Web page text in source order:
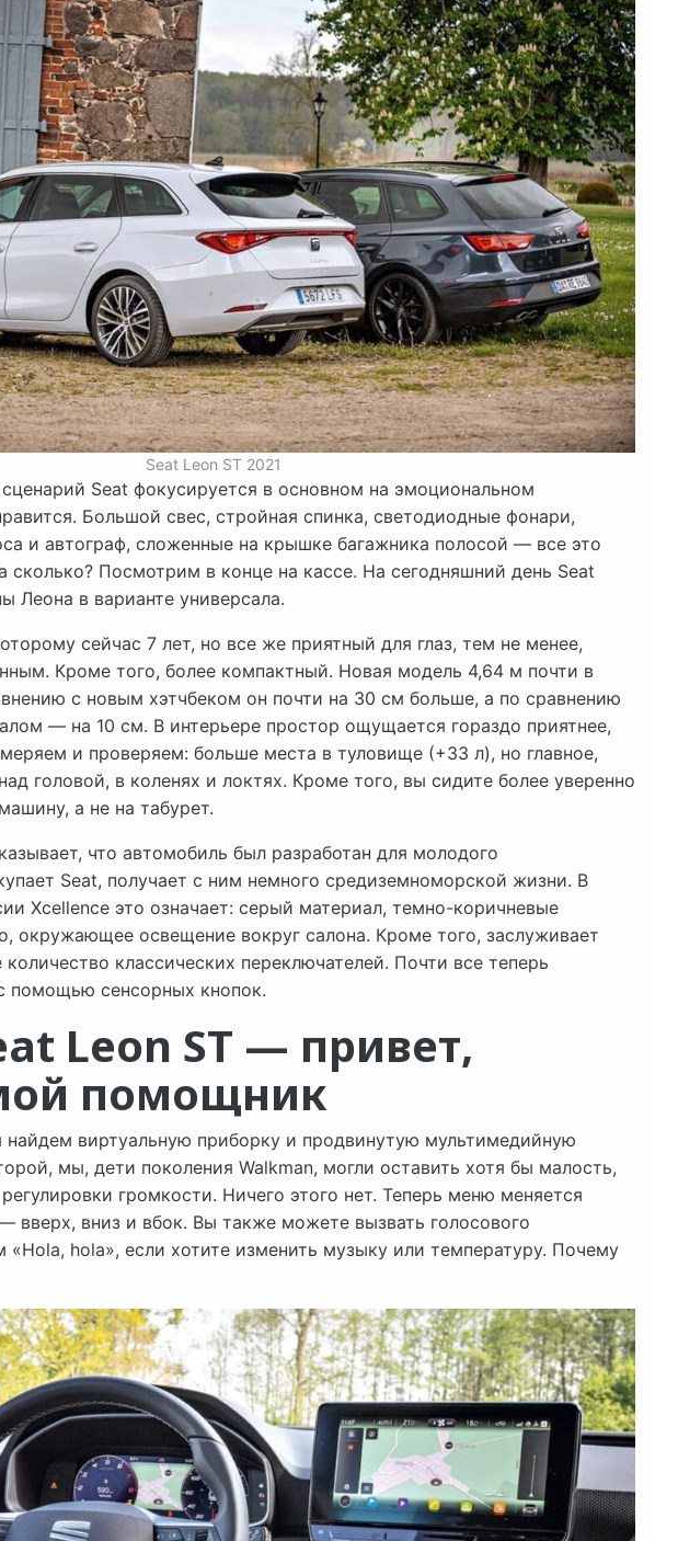
Seat Leon ST 2021
Seat фокусируется в основном на эмоциональном
Большой свес, стройная спинка, светодиодные фонари,
и автограф, сложенные на крышке багажника полосой — все это
сколько? Посмотрим в конце на кассе. На сегодняшний день Seat
Леона в варианте универсала.
сейчас 7 лет, но все же приятный для глаз, тем не менее,
Кроме того, более компактный. Новая модель 4,64 м почти в
с новым хэтчбеком он почти на 30 см больше, а по сравнению
— на 10 см. В интерьере простор ощущается гораздо приятнее,
и проверяем: больше места в туловище (+33 л), но главное,
головой, в коленях и локтях. Кроме того, вы сидите более уверенно
а не на табурет.
что автомобиль был разработан для молодого
Seat, получает с ним немного средиземноморской жизни. В
Xcellence это означает: серый материал, темно-коричневые
окружающее освещение вокруг салона. Кроме того, заслуживает
классических переключателей. Почти все теперь
помощью сенсорных кнопок.
Leon ST — привет,
помощник
виртуальную приборку и продвинутую мультимедийную
мы, дети поколения Walkman, могли оставить хотя бы малость,
громкости. Ничего этого нет. Теперь меню меняется
вверх, вниз и вбок. Вы также можете вызвать голосового
hola», если хотите изменить музыку или температуру. Почему